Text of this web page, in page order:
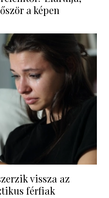
a képen
vissza az
férfiak